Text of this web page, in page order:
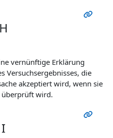
H
vernünftige Erklärung
Versuchsergebnisses, die
akzeptiert wird, wenn sie
wird.
I